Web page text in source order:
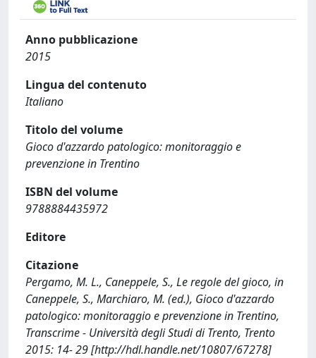
Anno pubblicazione
2015
Lingua del contenuto
Italiano
Titolo del volume
Gioco d'azzardo patologico: monitoraggio e
prevenzione in Trentino
ISBN del volume
9788884435972
Editore
Citazione
Pergamo, M. L., Caneppele, S., Le regole del gioco, in
Caneppele, S., Marchiaro, M. (ed.), Gioco d'azzardo
patologico: monitoraggio e prevenzione in Trentino,
Transcrime - Università degli Studi di Trento, Trento
2015: 14- 29 [http://hdl.handle.net/10807/67278]